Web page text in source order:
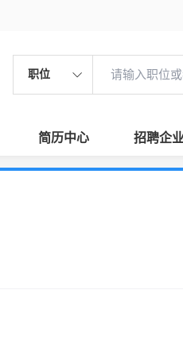
职位
简历中心 招聘企